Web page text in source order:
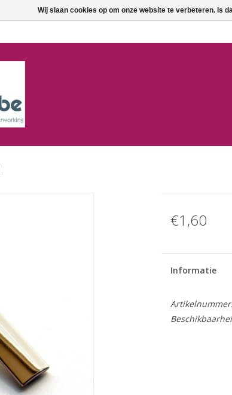
€1,60
Informatie
Wij slaan cookies op om onze website te verbeteren. Is